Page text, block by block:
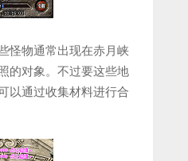
怪物通常出现在赤月峡
的对象。不过要这些地
以通过收集材料进行合